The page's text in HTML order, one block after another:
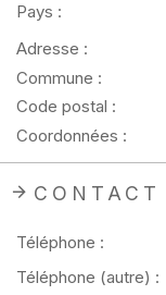
Pays :
Adresse :
Commune :
Code postal :
Coordonnées :
CONTACT
Téléphone :
Téléphone (autre) :